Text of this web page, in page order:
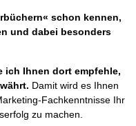
schon kennen,
und dabei besonders
ich Ihnen dort empfehle,
Damit wird es Ihnen
Fachkenntnisse Ihr
zu machen.